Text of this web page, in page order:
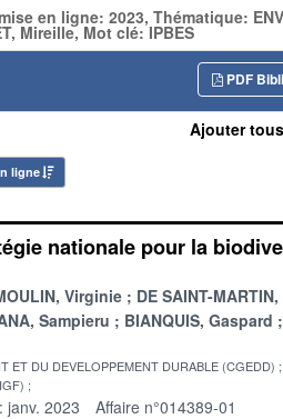
en ligne: 2023, Thématique:
Mireille, Mot clé: IPBES
PDF
ligne
Ajouter
nationale pour la
Virginie
DE SAINT-
Sampieru
BIANQUIS, Gaspard
ET DU DEVELOPPEMENT DURABLE (CGEDD)
janv. 2023 Affaire n°014389-01